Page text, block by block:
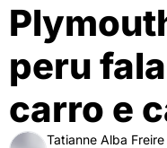
peru
carro e
Tatianne Alba Freire